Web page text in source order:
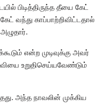
பிடித்திருந்த தீயை கேட்
வந்து காப்பாற்றிவிட்டதால்
என்ற முடிவுக்கு அவர்
உறுதிசெய்யவேண்டும்
அந்த நாவலின் முக்கிய